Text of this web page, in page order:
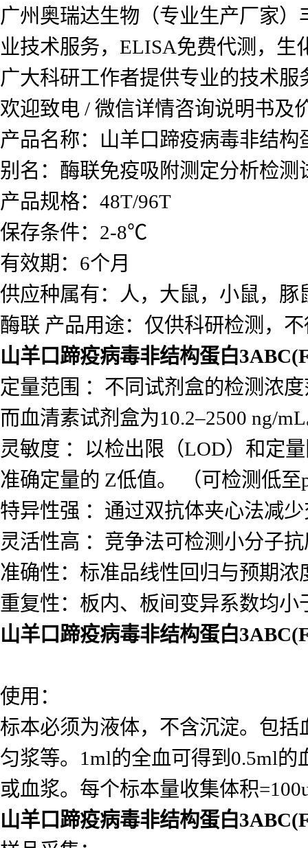
广州奥瑞达生物（专业生产厂家
业技术服务，ELISA免费代测，生
广大科研工作者提供专业的技术
欢迎致电 / 微信详情咨询说明书及
产品名称： 山羊口蹄疫病毒非结构
别名：酶联免疫吸附测定分析检测
产品规格：48T/96T
保存条件：2-8℃
有效期：6个月
供应种属有：人，大鼠，小鼠，
酶联 产品用途：仅供科研检测，
山羊口蹄疫病毒非结构蛋白
定量范围 ：不同试剂盒的检测浓
而血清素试剂盒为10.2–2500 ng/
灵敏度 ：以检出限（LOD）和定
准确定量的 Z低值。 （可检测低
特异性强 ：通过双抗体夹心法减
灵活性高 ：竞争法可检测小分子
准确性：标准品线性回归与预期浓
重复性：板内、板间变异系数均小
山羊口蹄疫病毒非结构蛋白
使用：
标本必须为液体，不含沉淀。包
匀浆等。1ml的全血可得到0.5ml的
或血浆。每个标本量收集体积
山羊口蹄疫病毒非结构蛋白